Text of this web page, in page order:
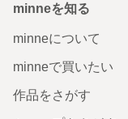
minneを知る
minneについて
minneで買いたい
作品をさがす